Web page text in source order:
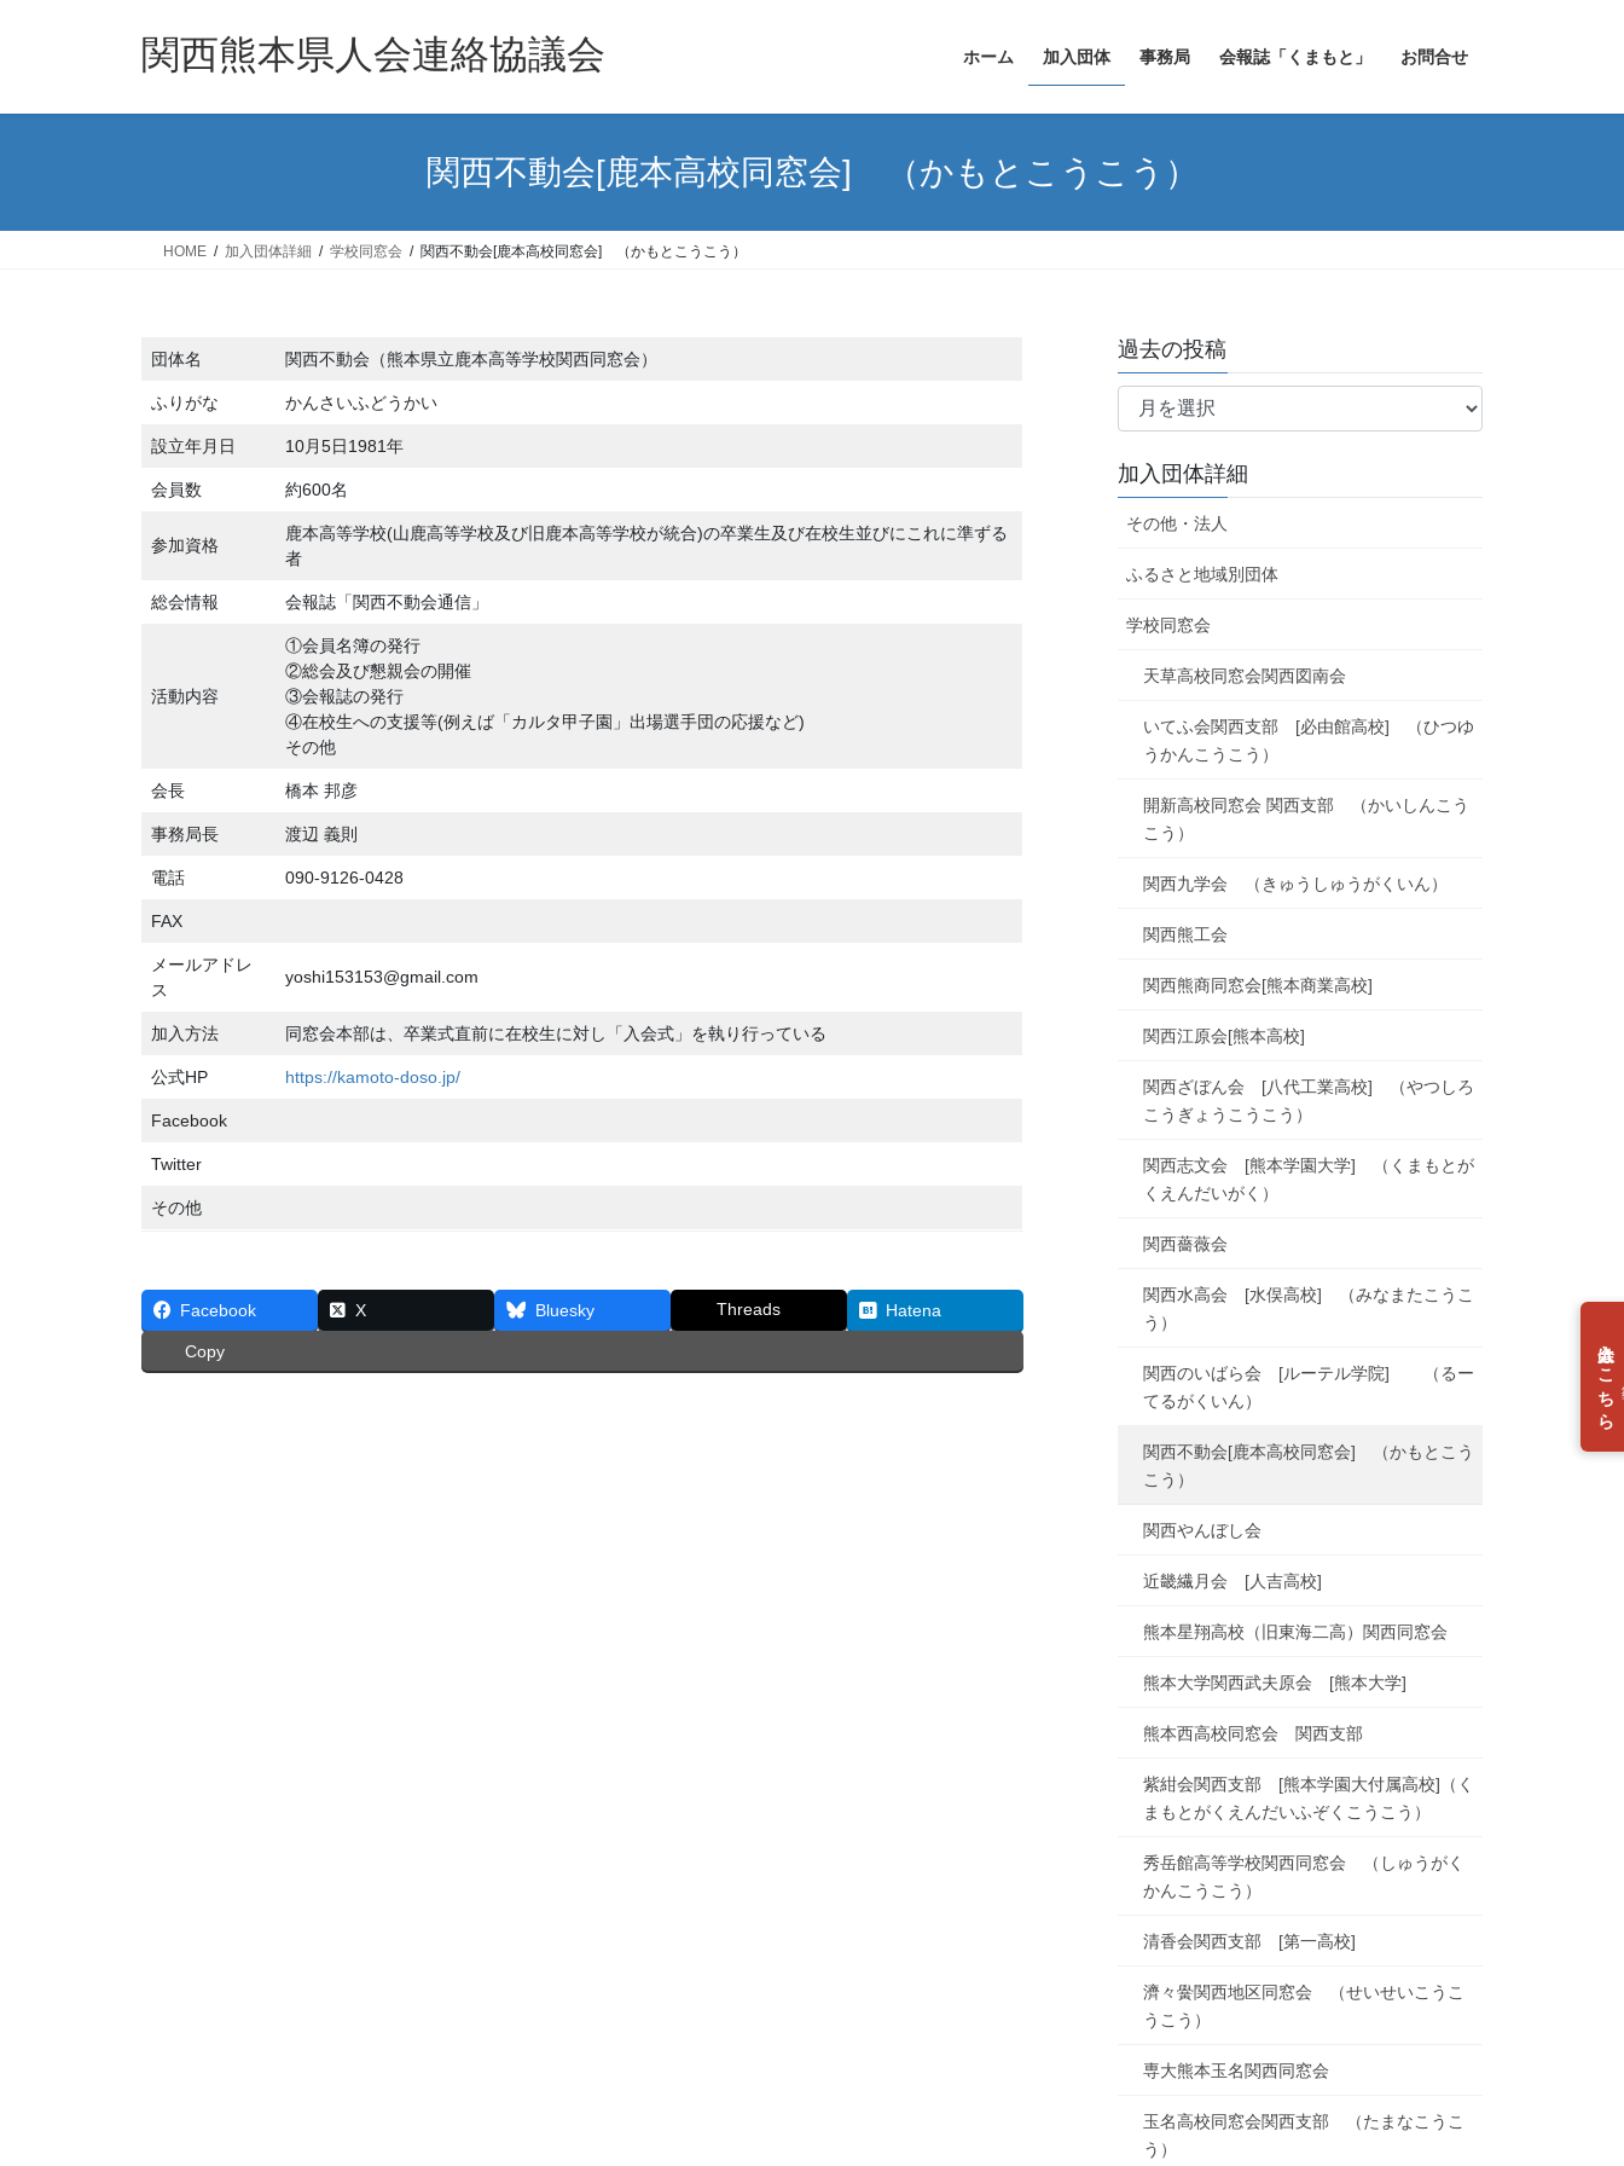
関西熊本県人会連絡協議会 ホーム 加入団体 事務局 会報誌「くまもと」 お問合せ
関西不動会[鹿本高校同窓会] （かもとこうこう）
HOME 加入団体詳細 学校同窓会 関西不動会[鹿本高校同窓会] （かもとこうこう）
団体名 関西不動会（熊本県立鹿本高等学校関西同窓会）
ふりがな かんさいふどうかい
設立年月日 10月5日1981年
会員数 約600名
参加資格
鹿本高等学校(山鹿高等学校及び旧鹿本高等学校が統合)の卒業生及び在校生並びにこれに準ずる
者
総会情報 会報誌「関西不動会通信」
活動内容
①会員名簿の発行
②総会及び懇親会の開催
③会報誌の発行
④在校生への支援等(例えば「カルタ甲子園」出場選手団の応援など)
その他
会長 橋本 邦彦
事務局長 渡辺 義則
電話 090-9126-0428
FAX
メールアドレ
ス
yoshi153153@gmail.com
加入方法 同窓会本部は、卒業式直前に在校生に対し「入会式」を執り行っている
公式HP https://kamoto-doso.jp/
Facebook
Twitter
その他
Facebook X Bluesky Threads Hatena
Copy
過去の投稿
過
投
稿
加入団体詳細
その他・法人
ふるさと地域別団体
学校同窓会
天草高校同窓会関西図南会
いてふ会関西支部 [必由館高校] （ひつゆ
うかんこうこう）
開新高校同窓会 関西支部 （かいしんこう
こう）
関西九学会 （きゅうしゅうがくいん）
関西熊工会
関西熊商同窓会[熊本商業高校]
関西江原会[熊本高校]
関西ざぼん会 [八代工業高校] （やつしろ
こうぎょうこうこう）
関西志文会 [熊本学園大学] （くまもとが
くえんだいがく）
関西薔薇会
関西水高会 [水俣高校] （みなまたこうこ
う）
関西のいばら会 [ルーテル学院] （るー
てるがくいん）
関西不動会[鹿本高校同窓会] （かもとこう
こう）
関西やんぼし会
近畿繊月会 [人吉高校]
熊本星翔高校（旧東海二高）関西同窓会
熊本大学関西武夫原会 [熊本大学]
熊本西高校同窓会 関西支部
紫紺会関西支部 [熊本学園大付属高校]（く
まもとがくえんだいふぞくこうこう）
秀岳館高等学校関西同窓会 （しゅうがく
かんこうこう）
清香会関西支部 [第一高校]
濟々黌関西地区同窓会 （せいせいこうこ
うこう）
専大熊本玉名関西同窓会
玉名高校同窓会関西支部 （たまなこうこ
う）
入会はこちら